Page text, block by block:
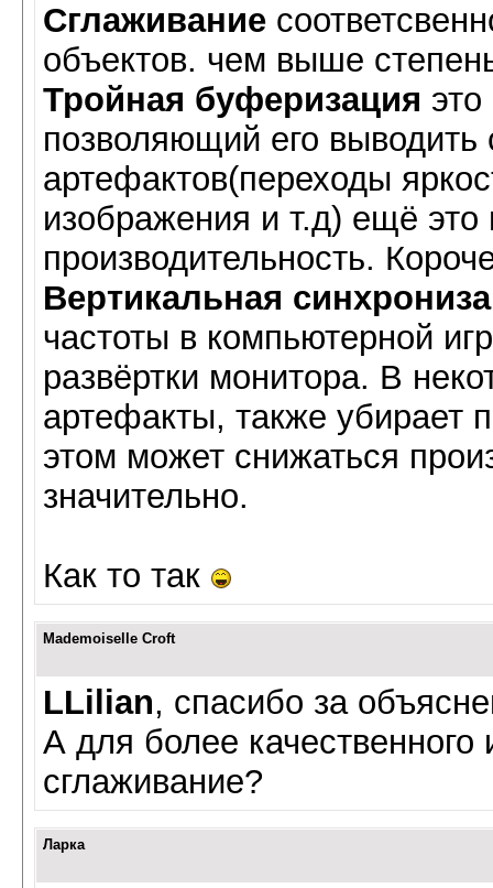
Сглаживание
объектов. чем выше
Тройная буферизация
позволяющий его
артефактов(переходы
изображения и т.д) ещё это
производительность.
Вертикальная
частоты в компьютерной
развёртки монитора. В
артефакты, также убирает
этом может снижаться
значительно.
Как то так
Mademoiselle Croft
LLilian, спасибо за
А для более качественного
сглаживание?
Ларка